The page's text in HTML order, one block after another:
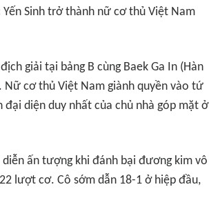
Sinh trở thành nữ cơ thủ Việt Nam
giải tại bảng B cùng Baek Ga In (Hàn
Nữ cơ thủ Việt Nam giành quyền vào tứ
diện duy nhất của chủ nhà góp mặt ở
ấn tượng khi đánh bại đương kim vô
lượt cơ. Cô sớm dẫn 18-1 ở hiệp đầu,